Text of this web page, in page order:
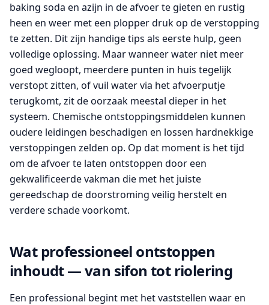
baking soda en azijn in de afvoer te gieten en rustig
heen en weer met een plopper druk op de verstopping
te zetten. Dit zijn handige tips als eerste hulp, geen
volledige oplossing. Maar wanneer water niet meer
goed wegloopt, meerdere punten in huis tegelijk
verstopt zitten, of vuil water via het afvoerputje
terugkomt, zit de oorzaak meestal dieper in het
systeem. Chemische ontstoppingsmiddelen kunnen
oudere leidingen beschadigen en lossen hardnekkige
verstoppingen zelden op. Op dat moment is het tijd
om de afvoer te laten ontstoppen door een
gekwalificeerde vakman die met het juiste
gereedschap de doorstroming veilig herstelt en
verdere schade voorkomt.
Wat professioneel ontstoppen
inhoudt — van sifon tot riolering
Een professional begint met het vaststellen waar en